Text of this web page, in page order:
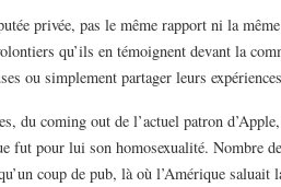
privée, pas le même rapport ni la
qu’ils en témoignent devant la
ou simplement partager leurs
du coming out de l’actuel patron
fut pour lui son homosexualité. Nombre
coup de pub, là où l’Amérique saluait